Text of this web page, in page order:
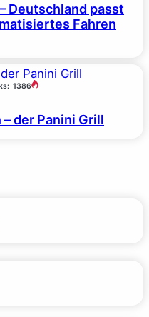
Deutschland passt
Fahren
1386
der Panini Grill